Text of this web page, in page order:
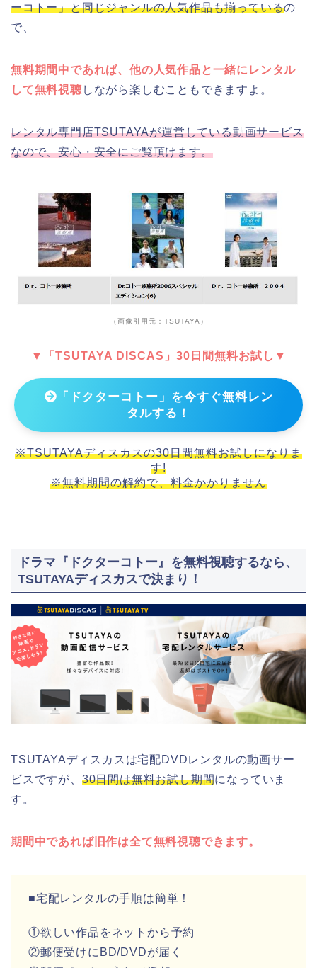
ーコトー」と同じジャンルの人気作品も揃っているの
で、
無料期間中であれば、他の人気作品と一緒にレンタル
して無料視聴 しながら楽しむこともできますよ。
レンタル専門店TSUTAYAが運営している動画サービス
なので、安心・安全にご覧頂けます。
（画像引用元：TSUTAYA）
▼「TSUTAYA DISCAS」30日間無料お試し▼
「ドクターコトー」を今すぐ無料レン
タルする！
※TSUTAYAディスカスの30日間無料お試しになりま
す!
※無料期間の解約で、料金かかりません
ドラマ『ドクターコトー』を無料視聴するなら、
TSUTAYAディスカスで決まり！
TSUTAYAディスカスは宅配DVDレンタルの動画サー
ビスですが、 30日間は無料お試し期間になっていま
す。
期間中であれば旧作は全て無料視聴できます。
■宅配レンタルの手順は簡単！
①欲しい作品をネットから予約
②郵便受けにBD/DVDが届く